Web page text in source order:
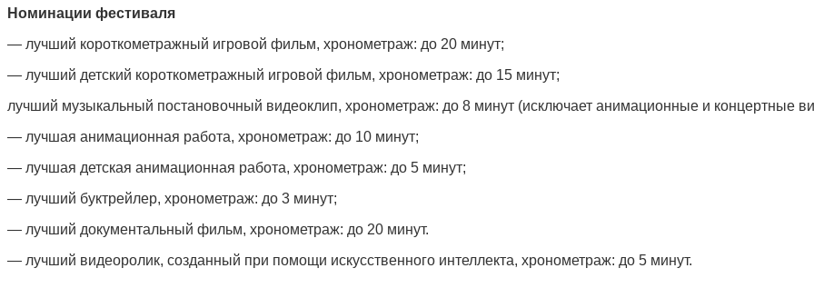
Номинации фестиваля
— лучший короткометражный игровой фильм, хронометраж: до 20 минут;
— лучший детский короткометражный игровой фильм, хронометраж: до 15 минут;
лучший музыкальный постановочный видеоклип, хронометраж: до 8 минут (исключает анимационные и концертные
— лучшая анимационная работа, хронометраж: до 10 минут;
— лучшая детская анимационная работа, хронометраж: до 5 минут;
— лучший буктрейлер, хронометраж: до 3 минут;
— лучший документальный фильм, хронометраж: до 20 минут.
— лучший видеоролик, созданный при помощи искусственного интеллекта, хронометраж: до 5 минут.